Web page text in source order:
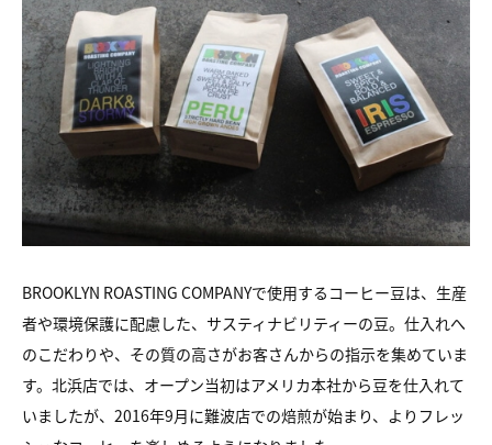
BROOKLYN ROASTING COMPANYで使用するコーヒー豆は、生産
者や環境保護に配慮した、サスティナビリティーの豆。仕入れへ
のこだわりや、その質の高さがお客さんからの指示を集めていま
す。北浜店では、オープン当初はアメリカ本社から豆を仕入れて
いましたが、2016年9月に難波店での焙煎が始まり、よりフレッ